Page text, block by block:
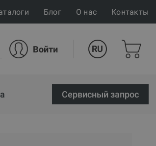
Блог О нас Контакты
Войти RU
Cервисный запрос